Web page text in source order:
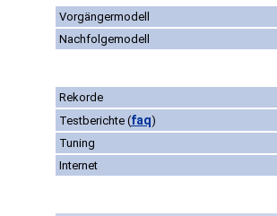
Vorgängermodell
Nachfolgemodell
Rekorde
Testberichte (faq)
Tuning
Internet